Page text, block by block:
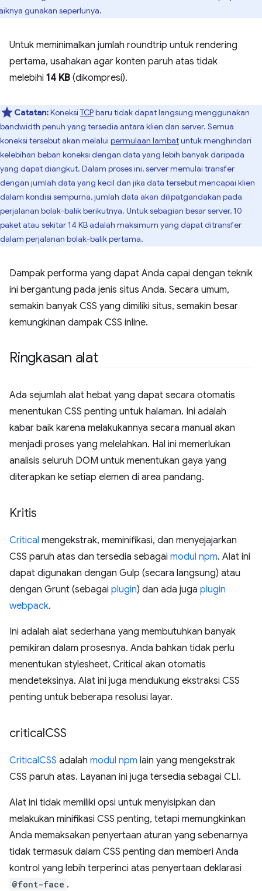
gunakan seperlunya.
Untuk meminimalkan jumlah roundtrip untuk rendering
pertama, usahakan agar konten paruh atas tidak
melebihi 14 KB (dikompresi).
Catatan:Koneksi TCPbaru tidak dapat langsung menggunakan
bandwidth penuh yang tersedia antara klien dan server. Semua
koneksi tersebut akan melalui permulaan lambatuntuk menghindari
kelebihan beban koneksi dengan data yang lebih banyak daripada
yang dapat diangkut. Dalam proses ini, server memulai transfer
dengan jumlah data yang kecil dan jika data tersebut mencapai klien
dalam kondisi sempurna, jumlah data akan dilipatgandakan pada
perjalanan bolak-balik berikutnya. Untuk sebagian besar server, 10
paket atau sekitar 14 KB adalah maksimum yang dapat ditransfer
dalam perjalanan bolak-balik pertama.
Dampak performa yang dapat Anda capai dengan teknik
ini bergantung pada jenis situs Anda. Secara umum,
semakin banyak CSS yang dimiliki situs, semakin besar
kemungkinan dampak CSS inline.
Ringkasan alat
Ada sejumlah alat hebat yang dapat secara otomatis
menentukan CSS penting untuk halaman. Ini adalah
kabar baik karena melakukannya secara manual akan
menjadi proses yang melelahkan. Hal ini memerlukan
analisis seluruh DOM untuk menentukan gaya yang
diterapkan ke setiap elemen di area pandang.
Kritis
Critical mengekstrak, meminifikasi, dan menyejajarkan
CSS paruh atas dan tersedia sebagai modul npm. Alat ini
dapat digunakan dengan Gulp (secara langsung) atau
dengan Grunt (sebagai plugin) dan ada juga plugin
webpack.
Ini adalah alat sederhana yang membutuhkan banyak
pemikiran dalam prosesnya. Anda bahkan tidak perlu
menentukan stylesheet, Critical akan otomatis
mendeteksinya. Alat ini juga mendukung ekstraksi CSS
penting untuk beberapa resolusi layar.
criticalCSS
CriticalCSS adalah modul npm lain yang mengekstrak
CSS paruh atas. Layanan ini juga tersedia sebagai CLI.
Alat ini tidak memiliki opsi untuk menyisipkan dan
melakukan minifikasi CSS penting, tetapi memungkinkan
Anda memaksakan penyertaan aturan yang sebenarnya
tidak termasuk dalam CSS penting dan memberi Anda
kontrol yang lebih terperinci atas penyertaan deklarasi
@font-face .